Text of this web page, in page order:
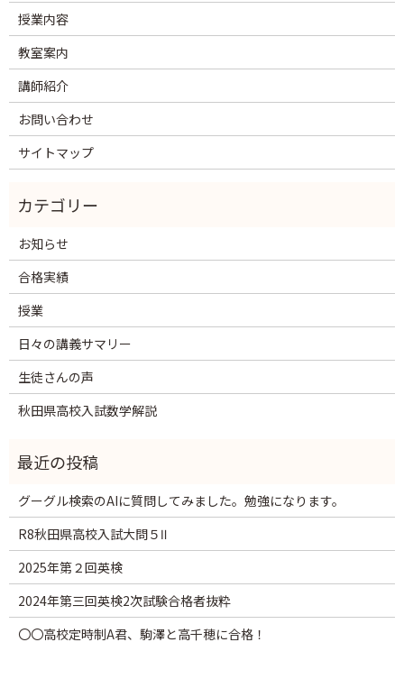
授業内容
教室案内
講師紹介
お問い合わせ
サイトマップ
お知らせ
合格実績
授業
日々の講義サマリー
生徒さんの声
秋田県高校入試数学解説
グーグル検索のAIに質問してみました。勉強になります。
R8秋田県高校入試大問５Ⅱ
2025年第２回英検
2024年第三回英検2次試験合格者抜粋
〇〇高校定時制A君、駒澤と高千穂に合格！